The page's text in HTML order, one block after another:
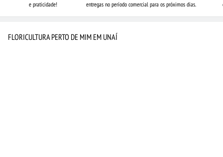
e praticidade!
entregas no período comercial para os próximos dias.
FLORICULTURA PERTO DE MIM EM UNAÍ